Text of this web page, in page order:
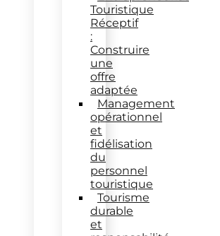
Touristique
Réceptif
:
Construire
une
offre
adaptée
Management
opérationnel
et
fidélisation
du
personnel
touristique
Tourisme
durable
et